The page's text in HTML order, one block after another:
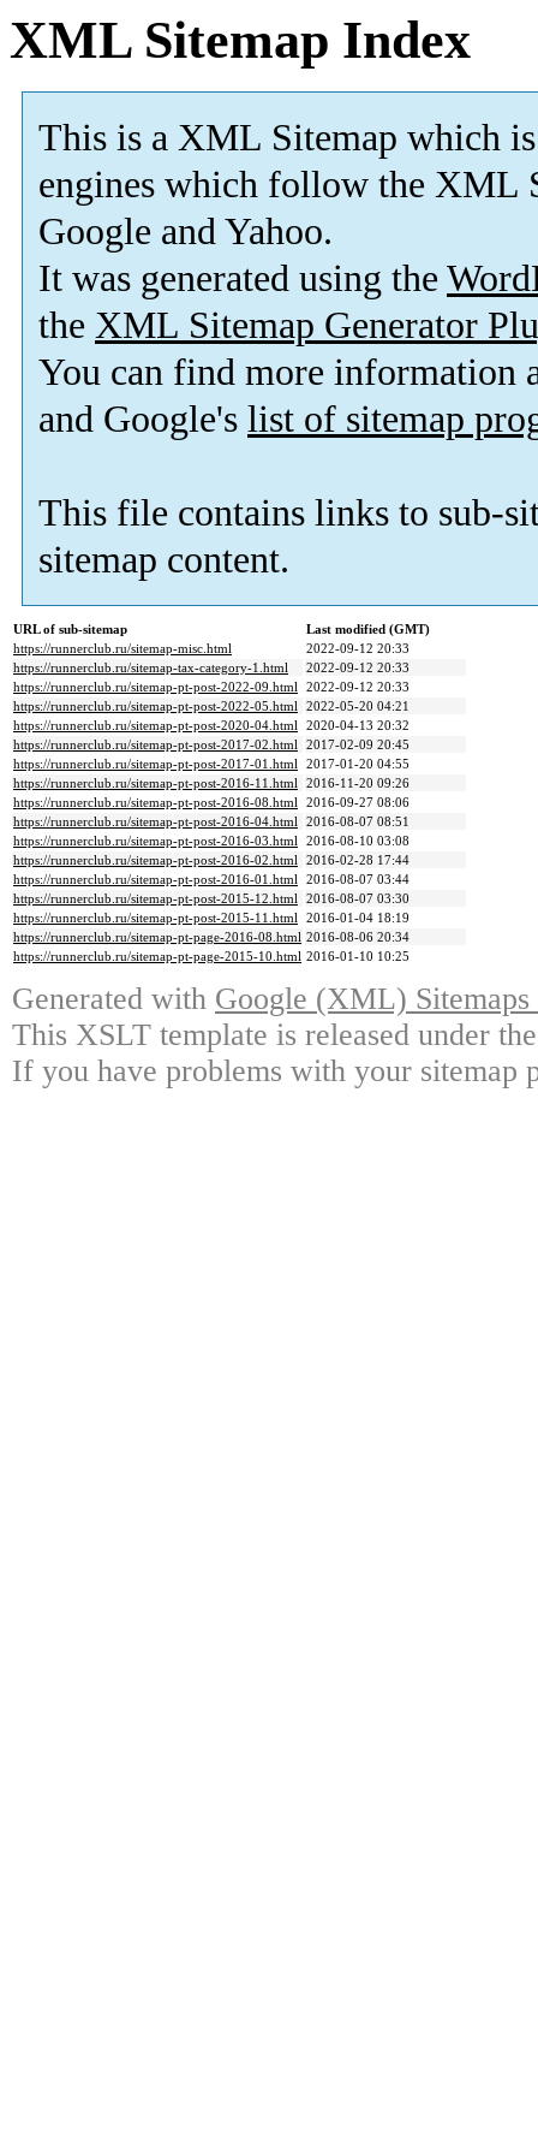
XML Sitemap Index
This is a XML Sitemap which is
engines which follow the XML
Google and Yahoo.
It was generated using the
the XML Sitemap Generator
You can find more information
and Google's list of sitemap
This file contains links to sub-
sitemap content.
URL of sub-sitemap
Last modified (GMT)
https://runnerclub.ru/sitemap-misc.html
2022-09-12 20:33
https://runnerclub.ru/sitemap-tax-category-1.html
2022-09-12 20:33
https://runnerclub.ru/sitemap-pt-post-2022-09.html 2022-09-12 20:33
https://runnerclub.ru/sitemap-pt-post-2022-05.html 2022-05-20 04:21
https://runnerclub.ru/sitemap-pt-post-2020-04.html 2020-04-13 20:32
https://runnerclub.ru/sitemap-pt-post-2017-02.html 2017-02-09 20:45
https://runnerclub.ru/sitemap-pt-post-2017-01.html 2017-01-20 04:55
https://runnerclub.ru/sitemap-pt-post-2016-11.html 2016-11-20 09:26
https://runnerclub.ru/sitemap-pt-post-2016-08.html 2016-09-27 08:06
https://runnerclub.ru/sitemap-pt-post-2016-04.html 2016-08-07 08:51
https://runnerclub.ru/sitemap-pt-post-2016-03.html 2016-08-10 03:08
https://runnerclub.ru/sitemap-pt-post-2016-02.html 2016-02-28 17:44
https://runnerclub.ru/sitemap-pt-post-2016-01.html 2016-08-07 03:44
https://runnerclub.ru/sitemap-pt-post-2015-12.html 2016-08-07 03:30
https://runnerclub.ru/sitemap-pt-post-2015-11.html 2016-01-04 18:19
https://runnerclub.ru/sitemap-pt-page-2016-08.html 2016-08-06 20:34
https://runnerclub.ru/sitemap-pt-page-2015-10.html 2016-01-10 10:25
Generated with Google (XML)
This XSLT template is released under
If you have problems with your sitemap